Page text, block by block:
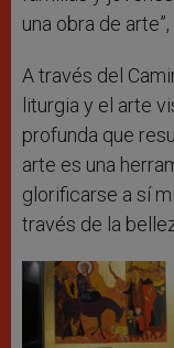
una obra de
A través del
liturgia y el arte
profunda que
arte es una
glorificarse a sí
través de la